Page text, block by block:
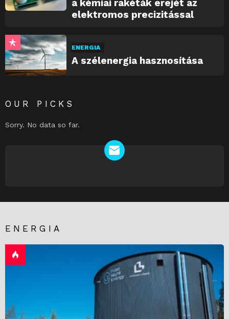
a kémiai rakéták erejét az
elektromos precizitással
ENERGIA
A szélenergia hasznosítása
OUR PICKS
Sorry. No data so far.
ENERGIA